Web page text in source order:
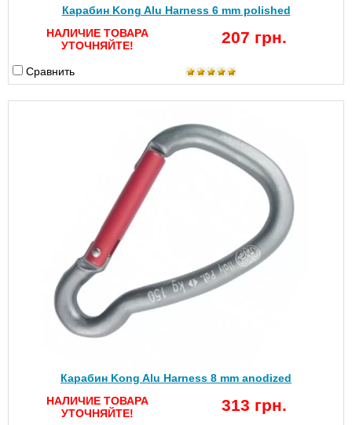
Карабин Kong Alu Harness 6 mm polished
НАЛИЧИЕ ТОВАРА
УТОЧНЯЙТЕ!
207 грн.
Сравнить
Карабин Kong Alu Harness 8 mm anodized
НАЛИЧИЕ ТОВАРА
УТОЧНЯЙТЕ!
313 грн.